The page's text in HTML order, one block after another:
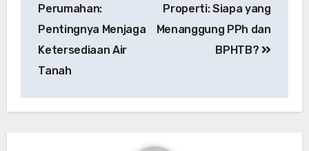
Perumahan:
Pentingnya Menjaga
Ketersediaan Air
Tanah
Properti: Siapa yang
Menanggung PPh dan
BPHTB?